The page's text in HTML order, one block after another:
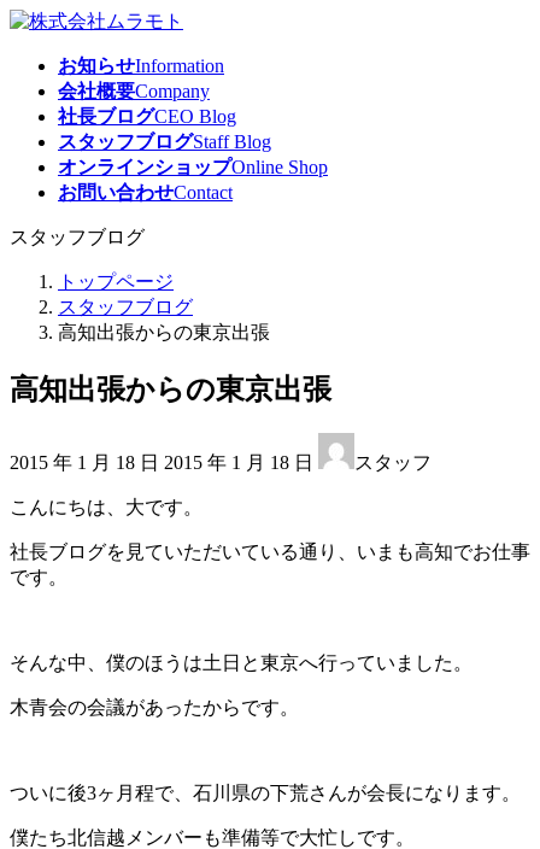
コ
プ
ナ
動
お知らせInformation
会社概要Company
社長ブログCEO Blog
スタッフブログStaff Blog
オンラインショップOnline Shop
お問い合わせContact
スタッフブログ
トップページ
スタッフブログ
高知出張からの東京出張
高知出張からの東京出張
2015 年 1 月 18 日 終
新
日
2015 年 1 月 18 日 スタッフ
こんにちは、大です。
社長ブログを見ていただいている通り、いまも高知でお仕事
です。
そんな中、僕のほうは土日と東京へ行っていました。
木青会の会議があったからです。
ついに後3ヶ月程で、石川県の下荒さんが会長になります。
僕たち北信越メンバーも準備等で大忙しです。